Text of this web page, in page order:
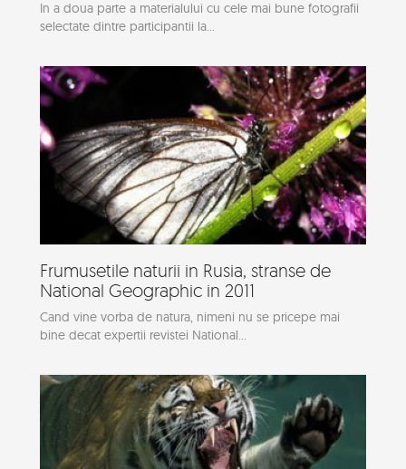
In a doua parte a materialului cu cele mai bune fotografii
selectate dintre participantii la...
Frumusetile naturii in Rusia, stranse de
National Geographic in 2011
Cand vine vorba de natura, nimeni nu se pricepe mai
bine decat expertii revistei National...